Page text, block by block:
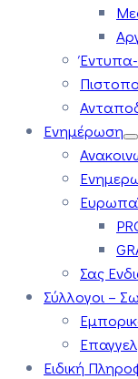
Έντυπα-
Ενημέρωση
Σας
Σύλλογοι –
Ειδική